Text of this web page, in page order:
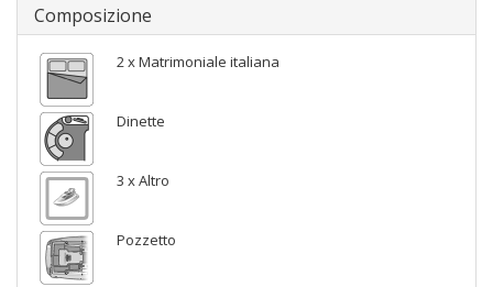
Composizione
2 x Matrimoniale italiana
Dinette
3 x Altro
Pozzetto